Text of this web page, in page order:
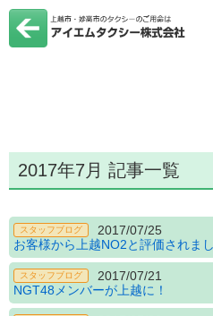
2017年7月 記事一覧
スタッフブログ
2017/07/25
お客様から上越NO2と評価されまし
スタッフブログ
2017/07/21
NGT48メンバーが上越に！